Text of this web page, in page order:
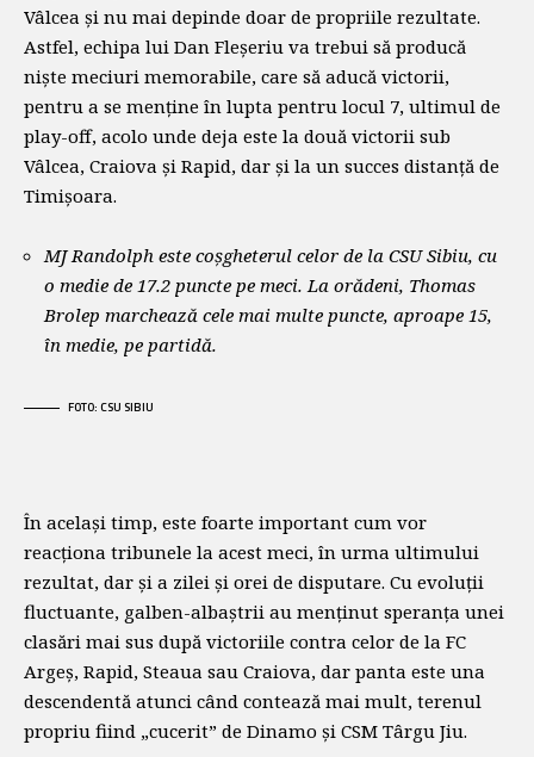
Vâlcea și nu mai depinde doar de propriile rezultate.
Astfel, echipa lui Dan Fleșeriu va trebui să producă
niște meciuri memorabile, care să aducă victorii,
pentru a se menține în lupta pentru locul 7, ultimul de
play-off, acolo unde deja este la două victorii sub
Vâlcea, Craiova și Rapid, dar și la un succes distanță de
Timișoara.
MJ Randolph este coșgheterul celor de la CSU Sibiu, cu
o medie de 17.2 puncte pe meci. La orădeni, Thomas
Brolep marchează cele mai multe puncte, aproape 15,
în medie, pe partidă.
FOTO: CSU SIBIU
În același timp, este foarte important cum vor
reacționa tribunele la acest meci, în urma ultimului
rezultat, dar și a zilei și orei de disputare. Cu evoluții
fluctuante, galben-albaștrii au menținut speranța unei
clasări mai sus după victoriile contra celor de la FC
Argeș, Rapid, Steaua sau Craiova, dar panta este una
descendentă atunci când contează mai mult, terenul
propriu fiind „cucerit” de Dinamo și CSM Târgu Jiu.